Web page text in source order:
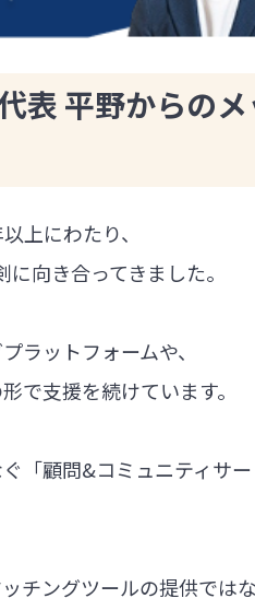
表 平野からの
上にわたり、
向き合ってきました。
ラットフォームや、
で支援を続けています。
「顧問&コミュニティサ
チングツールの提供では